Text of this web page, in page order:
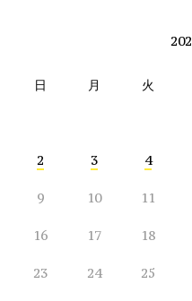
日 月 火
2 3 4
9 10 11
16 17 18
23 24 25